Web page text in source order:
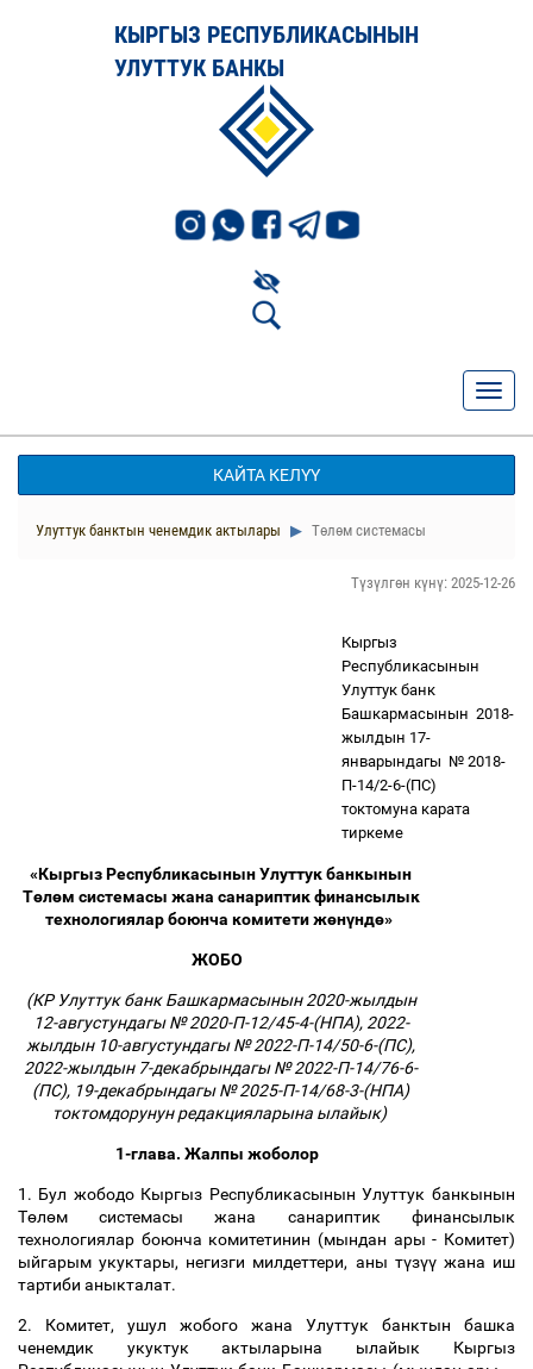
КЫРГЫЗ РЕСПУБЛИКАСЫНЫН
УЛУТТУК БАНКЫ
КАЙТА КЕЛҮҮ
Улуттук банктын ченемдик актылары Төлөм системасы
Түзүлгөн күнү: 2025-12-26
Кыргыз
Республикасынын
Улуттук банк
Башкармасынын 2018-
жылдын 17-
январындагы № 2018-
П-14/2-6-(ПС)
токтомуна карата
тиркеме
«Кыргыз Республикасынын Улуттук банкынын
Төлөм системасы жана санариптик финансылык
технологиялар боюнча комитети жөнүндө»
ЖОБО
(КР Улуттук банк Башкармасынын 2020-жылдын
12-августундагы № 2020-П-12/45-4-(НПА), 2022-
жылдын 10-августундагы № 2022-П-14/50-6-(ПС),
2022-жылдын 7-декабрындагы № 2022-П-14/76-6-
(ПС), 19-декабрындагы № 2025-П-14/68-3-(НПА)
токтомдорунун редакцияларына ылайык)
1-глава. Жалпы жоболор
1. Бул жободо Кыргыз Республикасынын Улуттук банкынын
Төлөм системасы жана санариптик финансылык
технологиялар боюнча комитетинин (мындан ары - Комитет)
ыйгарым укуктары, негизги милдеттери, аны түзүүжана иш
тартиби аныкталат.
2. Комитет, ушул жобого жана Улуттук банктын башка
ченемдик укуктук актыларына ылайык Кыргыз